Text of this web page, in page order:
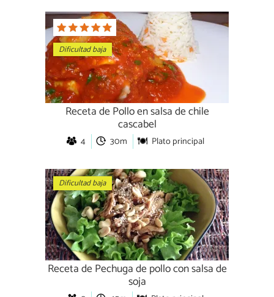
Dificultad baja
Receta de Pollo en salsa de chile
cascabel
4 30m Plato principal
Dificultad baja
Receta de Pechuga de pollo con salsa de
soja